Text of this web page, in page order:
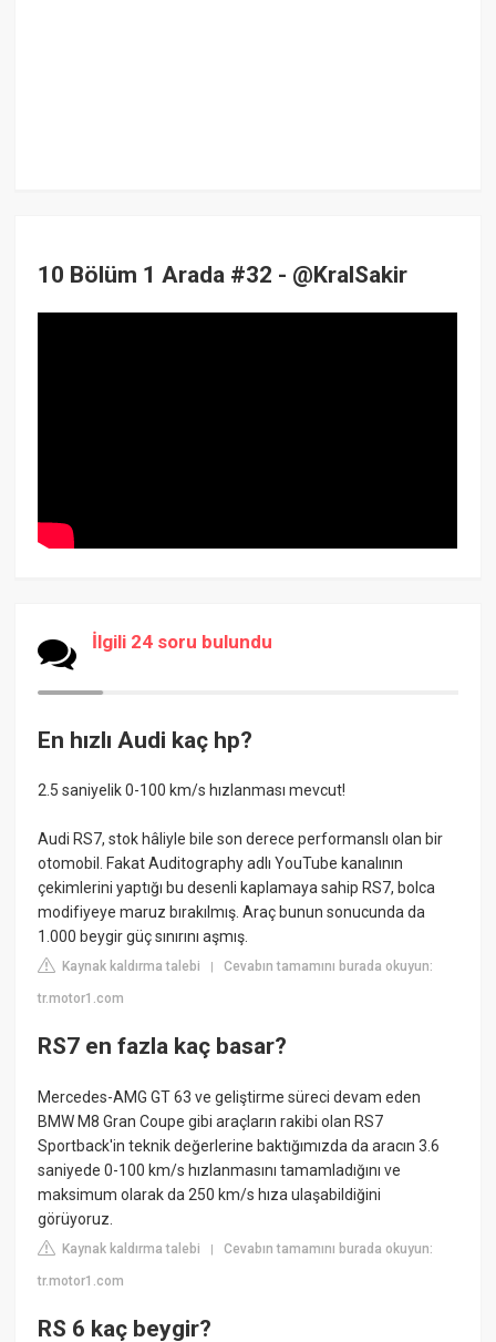
10 Bölüm 1 Arada #32 - @KralSakir
İlgili 24 soru bulundu
En hızlı Audi kaç hp?
2.5 saniyelik 0-100 km/s hızlanması mevcut!
Audi RS7, stok hâliyle bile son derece performanslı olan bir
otomobil. Fakat Auditography adlı YouTube kanalının
çekimlerini yaptığı bu desenli kaplamaya sahip RS7, bolca
modifiyeye maruz bırakılmış. Araç bunun sonucunda da
1.000 beygir güç sınırını aşmış.
Kaynak kaldırma talebi |Cevabın tamamını burada okuyun:
tr.motor1.com
RS7 en fazla kaç basar?
Mercedes-AMG GT 63 ve geliştirme süreci devam eden
BMW M8 Gran Coupe gibi araçların rakibi olan RS7
Sportback'in teknik değerlerine baktığımızda da aracın 3.6
saniyede 0-100 km/s hızlanmasını tamamladığını ve
maksimum olarak da 250 km/s hıza ulaşabildiğini
görüyoruz.
Kaynak kaldırma talebi |Cevabın tamamını burada okuyun:
tr.motor1.com
RS 6 kaç beygir?